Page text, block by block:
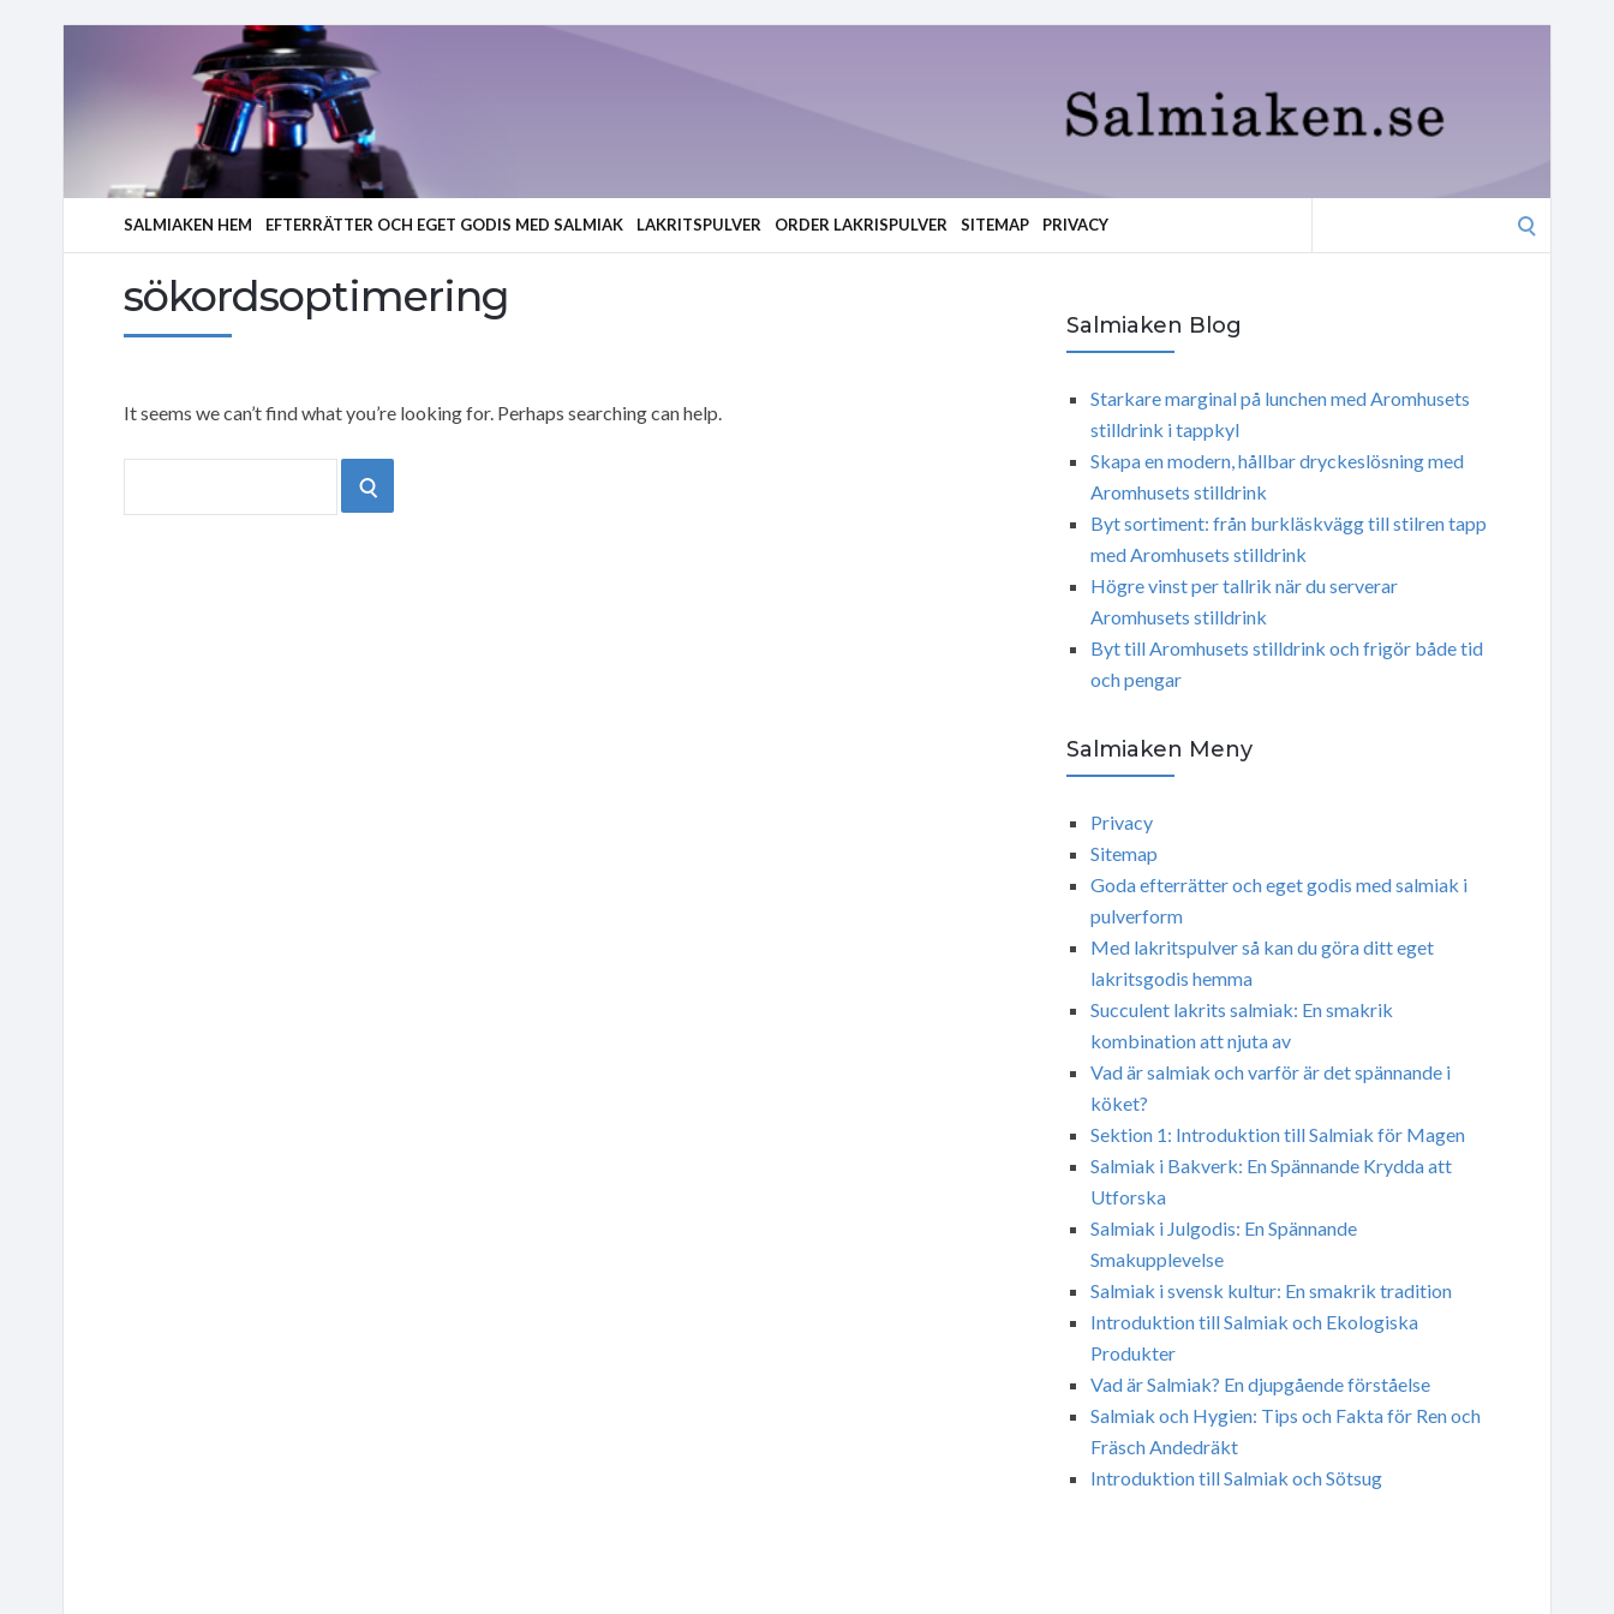
SALMIAKEN HEM EFTERRÄTTER OCH EGET GODIS MED SALMIAK LAKRITSPULVER ORDER LAKRISPULVER SITEMAP PRIVACY
sökordsoptimering
It seems we can’t find what you’re looking for. Perhaps searching can help.
SEARCH
Salmiaken Blog
Starkare marginal på lunchen med Aromhusets
stilldrink i tappkyl
Skapa en modern, hållbar dryckeslösning med
Aromhusets stilldrink
Byt sortiment: från burkläskvägg till stilren tapp
med Aromhusets stilldrink
Högre vinst per tallrik när du serverar
Aromhusets stilldrink
Byt till Aromhusets stilldrink och frigör både tid
och pengar
Salmiaken Meny
Privacy
Sitemap
Goda efterrätter och eget godis med salmiak i
pulverform
Med lakritspulver så kan du göra ditt eget
lakritsgodis hemma
Succulent lakrits salmiak: En smakrik
kombination att njuta av
Vad är salmiak och varför är det spännande i
köket?
Sektion 1: Introduktion till Salmiak för Magen
Salmiak i Bakverk: En Spännande Krydda att
Utforska
Salmiak i Julgodis: En Spännande
Smakupplevelse
Salmiak i svensk kultur: En smakrik tradition
Introduktion till Salmiak och Ekologiska
Produkter
Vad är Salmiak? En djupgående förståelse
Salmiak och Hygien: Tips och Fakta för Ren och
Fräsch Andedräkt
Introduktion till Salmiak och Sötsug